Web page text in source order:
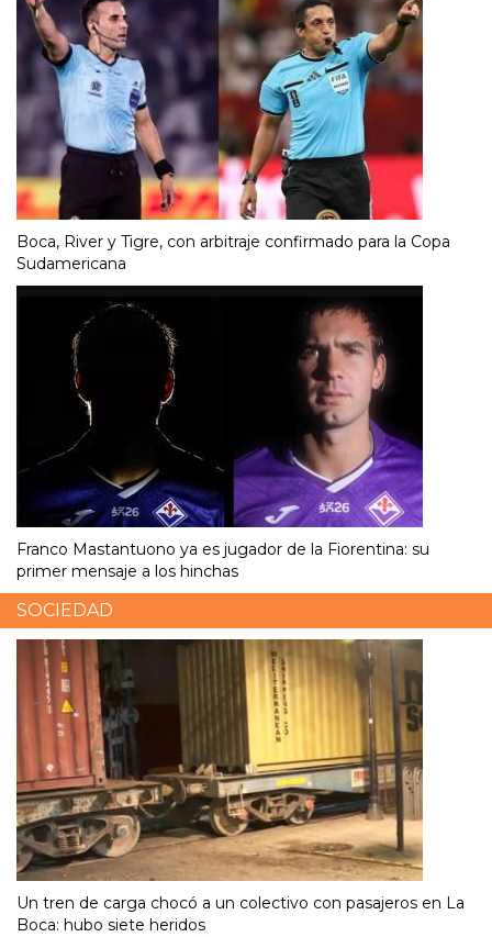
Boca, River y Tigre, con arbitraje confirmado para la Copa
Sudamericana
Franco Mastantuono ya es jugador de la Fiorentina: su
primer mensaje a los hinchas
SOCIEDAD
Un tren de carga chocó a un colectivo con pasajeros en La
Boca: hubo siete heridos